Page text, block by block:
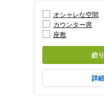
オシャレな空間
カウンター席
座敷
絞
詳